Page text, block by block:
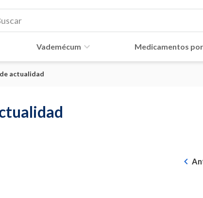
Vademécum Medicamentos
actualidad